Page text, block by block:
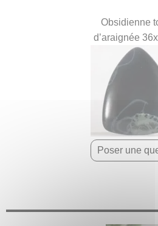
Obsidienne
d’araignée
mm.